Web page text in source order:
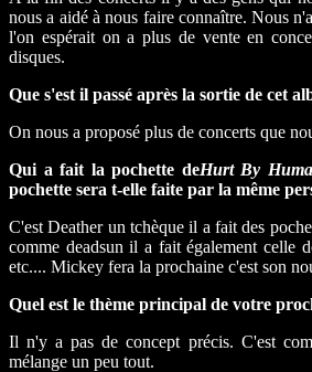
nous a aidé à nous faire connaître. Nous
l'on espérait on a plus de vente en
disques.
Que s'est il passé après la sortie de cet
On nous a proposé plus de concerts que
Qui a fait la pochette deHurt By
pochette sera t-elle faite par la même
C'est Deather un tchèque il a fait des
comme deadsun il a fait également
etc.... Mickey fera la prochaine c'est son
Quel est le thème principal de votre
Il n'y a pas de concept précis. C'est
mélange un peu tout.